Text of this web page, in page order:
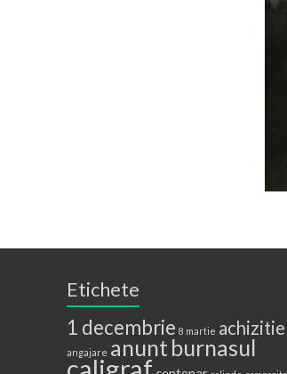
Etichete
1 decembrie 8 martie achizitie
angajare anunt burnasul